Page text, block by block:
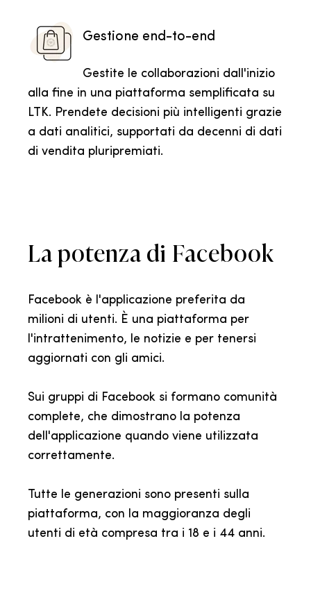
Gestione end-to-end
Gestite le collaborazioni dall'inizio
alla fine in una piattaforma semplificata su
LTK. Prendete decisioni più intelligenti grazie
a dati analitici, supportati da decenni di dati
di vendita pluripremiati.
La potenza di Facebook
Facebook è l'applicazione preferita da
milioni di utenti. È una piattaforma per
l'intrattenimento, le notizie e per tenersi
aggiornati con gli amici.
Sui gruppi di Facebook si formano comunità
complete, che dimostrano la potenza
dell'applicazione quando viene utilizzata
correttamente.
Tutte le generazioni sono presenti sulla
piattaforma, con la maggioranza degli
utenti di età compresa tra i 18 e i 44 anni.